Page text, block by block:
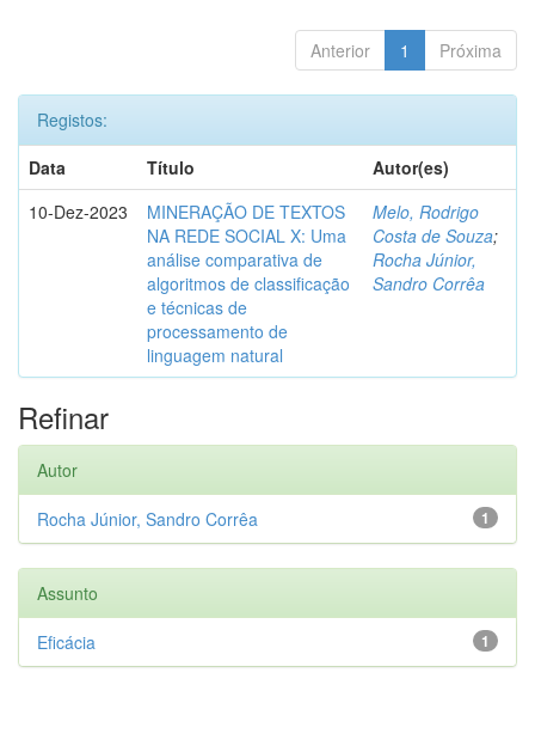
Anterior 1 Próxima
Registos:
Data
Título
Autor(es)
10-Dez-2023
MINERAÇÃO DE TEXTOS
NA REDE SOCIAL X: Uma
análise comparativa de
algoritmos de classificação
e técnicas de
processamento de
linguagem natural
Melo, Rodrigo
Costa de Souza;
Rocha Júnior,
Sandro Corrêa
Refinar
Autor
1
Rocha Júnior, Sandro Corrêa
Assunto
1
Eficácia